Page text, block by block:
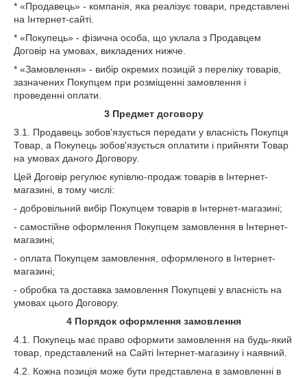
* «Продавець» - компанія, яка реалізує товари, представлені
на Інтернет-сайті.
* «Покупець» - фізична особа, що уклала з Продавцем
Договір на умовах, викладених нижче.
* «Замовлення» - вибір окремих позицій з переліку товарів,
зазначених Покупцем при розміщенні замовлення і
проведенні оплати.
3 Предмет договору
3.1. Продавець зобов'язується передати у власність Покупця
Товар, а Покупець зобов'язується оплатити і прийняти Товар
на умовах даного Договору.
Цей Договір регулює купівлю-продаж товарів в Інтернет-
магазині, в тому числі:
- добровільний вибір Покупцем товарів в Інтернет-магазині;
- самостійне оформлення Покупцем замовлення в Інтернет-
магазині;
- оплата Покупцем замовлення, оформленого в Інтернет-
магазині;
- обробка та доставка замовлення Покупцеві у власність на
умовах цього Договору.
4 Порядок оформлення замовлення
4.1. Покупець має право оформити замовлення на будь-який
товар, представлений на Сайті Інтернет-магазину і наявний.
4.2. Кожна позиція може бути представлена в замовленні в